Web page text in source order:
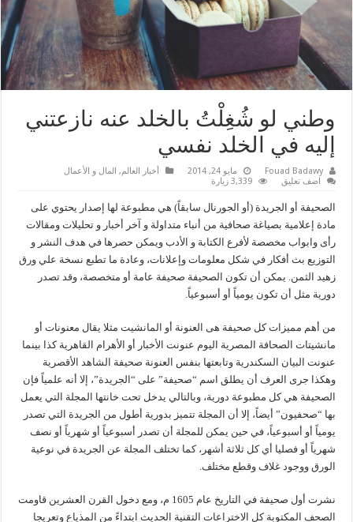
وطني لو شُغِلْتُ بالخلد عنه نازعتني
إليه في الخلد نفسي
Fouad Badawy مايو 24, 2014 أخبار العالم, المال و الأعمال
اضف تعليق
3,339 زيارة
الصحيفة أو الجريدة (أو الجورنال سابقاً) هي مطبوعة لها إصدار يحتوي على
مادة إعلامية بصياغة صحافية من أنباء متداولة و آخر أخبار و تحليلات ومقالات
رأى وابواب مخصصة لأفرع الكتابة و الأدب ويمكن حصرها في هدف النشر و
التوزيع بث أفكار في شكل معلومات وإعلانات، وعادة ما تطبع نسخة علي ورق
زهيد الثمن. يمكن أن تكون الصحيفة صحيفة عامة أو متخصصة، وقد تصدر
دورية مثل أن تكون يومياً أو أسبوعياً.
من أهم مميزات كل صحيفة هى العنونة أو المانشيت مثلا يقال معنونات أو
مانشيتات الصحافة المصرية اليوم عنونت الأخبار أو الأهرام القاهرية كذا بينما
عنونت البيان السكندرية وتابعتها بنفس العنونة صحيفة الشاهد الأقصرية
وهكذا جرى العرف أن يطلق اسم “صحيفة” على “الجريدة”، إلا أنه علمياً فإن
الصحيفة هي كل مطبوعة دورية، وبالتالي يدخل تحت خانتها المجلة التي يعمل
بها “صحفيون” أيضاً، إلا أن المجلة تتميز بدورية أطول من الجريدة التي تصدر
يومياً أو أسبوعياً، في حين يمكن للمجلة أن تصدر أسبوعياً أو شهرياً أو نصف
شهرياً أو فصليا أي كل ثلاثة أشهر، كما تختلف المجلة عن الجريدة في نوعية
الورق ووجود غلاف وقطع مختلف.
نشرت أول صحيفة في التاريخ عام 1605 م، ومع دخول القرن العشرين قاومت
الصحف المكتوبة كل الاختراعات التقنية الحديث ابتداءً من المذياع وتعريجا